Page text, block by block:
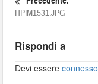
HPIM1531.JPG
Rispondi a
Devi essereconnesso